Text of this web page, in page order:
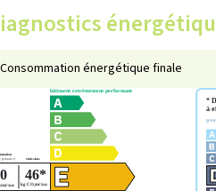
Consommation énergétique finale